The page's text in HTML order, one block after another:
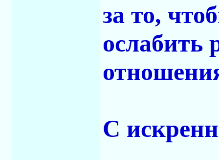
за то,
ослабить
С